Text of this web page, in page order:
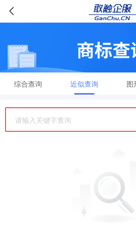
综合查询 近似查询 图